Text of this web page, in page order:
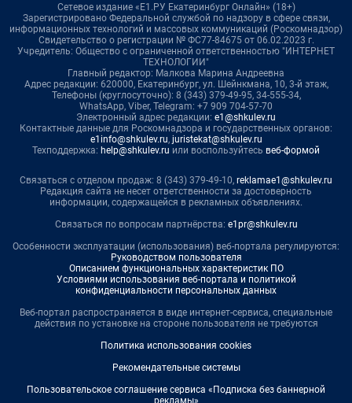
Сетевое издание «Е1.РУ Екатеринбург Онлайн» (18+)
Зарегистрировано Федеральной службой по надзору в сфере связи,
информационных технологий и массовых коммуникаций (Роскомнадзор)
Свидетельство о регистрации № ФС77-84675 от 06.02.2023 г.
Учредитель: Общество с ограниченной ответственностью "ИНТЕРНЕТ
ТЕХНОЛОГИИ"
Главный редактор: Малкова Марина Андреевна
Адрес редакции: 620000, Екатеринбург, ул. Шейнкмана, 10, 3-й этаж,
Телефоны (круглосуточно): 8 (343) 379-49-95, 34-555-34,
WhatsApp, Viber, Telegram: +7 909 704-57-70
Электронный адрес редакции: e1@shkulev.ru
Контактные данные для Роскомнадзора и государственных органов:
e1info@shkulev.ru, juristekat@shkulev.ru
Техподдержка: help@shkulev.ru или воспользуйтесь веб-формой
Связаться с отделом продаж: 8 (343) 379-49-10, reklamae1@shkulev.ru
Редакция сайта не несет ответственности за достоверность
информации, содержащейся в рекламных объявлениях.
Связаться по вопросам партнёрства: e1pr@shkulev.ru
Особенности эксплуатации (использования) веб-портала регулируются:
Руководством пользователя
Описанием функциональных характеристик ПО
Условиями использования веб-портала и политикой
конфиденциальности персональных данных
Веб-портал распространяется в виде интернет-сервиса, специальные
действия по установке на стороне пользователя не требуются
Политика использования cookies
Рекомендательные системы
Пользовательское соглашение сервиса «Подписка без баннерной
рекламы»